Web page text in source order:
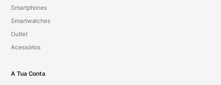
Smartphones
Smartwatches
Outlet
Acessórios
A Tua Conta